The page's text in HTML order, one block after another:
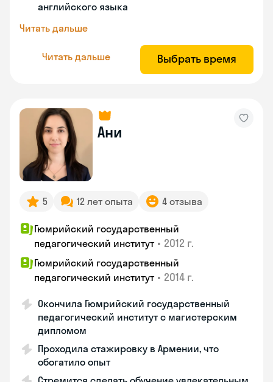
английского языка
Читать дальше
Читать дальше Выбрать время
Ани
5 12 лет опыта 4 отзыва
Гюмрийский государственный
педагогический институт • 2012 г.
Гюмрийский государственный
педагогический институт • 2014 г.
Окончила Гюмрийский государственный
педагогический институт с магистерским
дипломом
Проходила стажировку в Армении, что
обогатило опыт